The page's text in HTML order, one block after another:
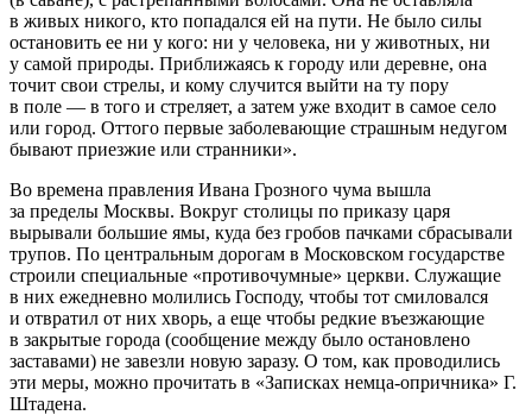
в живых никого, кто попадался ей на пути. Не было силы
остановить ее ни у кого: ни у человека, ни у животных, ни
у самой природы. Приближаясь к городу или деревне, она
точит свои стрелы, и кому случится выйти на ту пору
в поле — в того и стреляет, а затем уже входит в самое село
или город. Оттого первые заболевающие страшным недугом
бывают приезжие или странники».
Во времена правления Ивана Грозного чума вышла
за пределы Москвы. Вокруг столицы по приказу царя
вырывали большие ямы, куда без гробов пачками сбрасывали
трупов. По центральным дорогам в Московском государстве
строили специальные «противочумные» церкви. Служащие
в них ежедневно молились Господу, чтобы тот смиловался
и отвратил от них хворь, а еще чтобы редкие въезжающие
в закрытые города (сообщение между было остановлено
заставами) не завезли новую заразу. О том, как проводились
эти меры, можно прочитать в «Записках немца-опричника» Г.
Штадена.